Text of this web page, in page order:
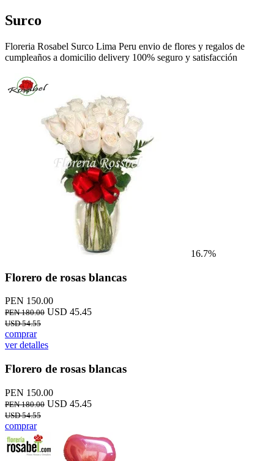
Surco
Floreria Rosabel Surco Lima Peru envio de flores y regalos de
cumpleaños a domicilio delivery 100% seguro y satisfacción
16.7%
Florero de rosas blancas
PEN 150.00
PEN 180.00 USD 45.45
USD 54.55
comprar
ver detalles
Florero de rosas blancas
PEN 150.00
PEN 180.00 USD 45.45
USD 54.55
comprar